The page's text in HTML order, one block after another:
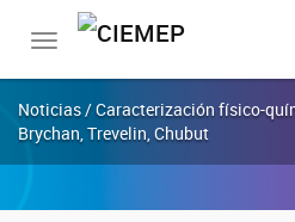
Toggle
Noticias / Caracterización físico-
Brychan, Trevelin, Chubut